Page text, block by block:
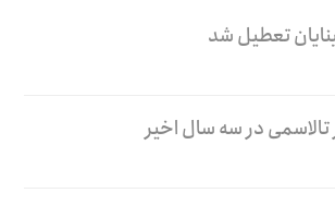
تعطیل شد